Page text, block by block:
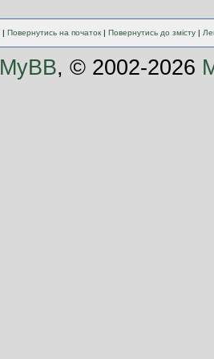
| Повернутись на початок| Повернутись до змісту|
MyBB, © 2002-2026